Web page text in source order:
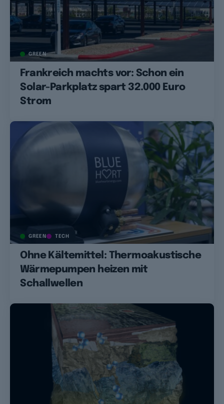
GREEN
Frankreich machts vor: Schon ein
Solar-Parkplatz spart 32.000 Euro
Strom
GREEN TECH
Ohne Kältemittel: Thermoakustische
Wärmepumpen heizen mit
Schallwellen